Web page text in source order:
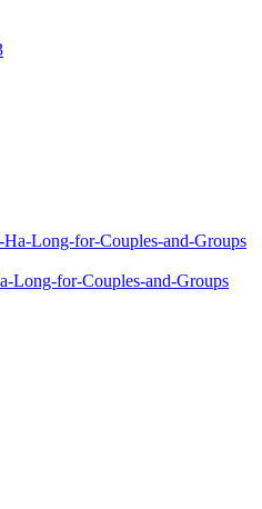
Long-for-Couples-and-Groups